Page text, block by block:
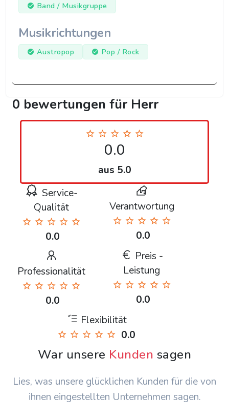
Band / Musikgruppe
Musikrichtungen
Austropop Pop / Rock
0 bewertungen für Herr
0.0
aus 5.0
Service-
Qualität
0.0
Verantwortung
0.0
Professionalität
0.0
Preis -
Leistung
0.0
Flexibilität
0.0
War unsere Kunden sagen
Lies, was unsere glücklichen Kunden für die von
ihnen eingestellten Unternehmen sagen.